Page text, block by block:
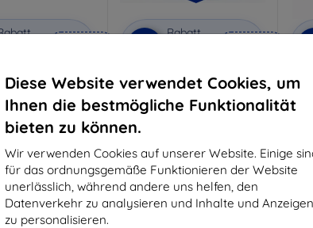
Diese Website verwendet Cookies, um
Ihnen die bestmögliche Funktionalität
bieten zu können.
Wir verwenden Cookies auf unserer Website. Einige
für das ordnungsgemäße Funktionieren der Website
unerlässlich, während andere uns helfen, den
Datenverkehr zu analysieren und Inhalte und Anzeigen
zu personalisieren.
Schutzglas
hergestellt
€ 19,90
€ 17,90
Lager 3 Stk.
Rabatt
3mk Anti-Shock Schutzglas
Maßgeschneidert
€ 15,90
€ 14,32
Auf Lager > 5 Stk.